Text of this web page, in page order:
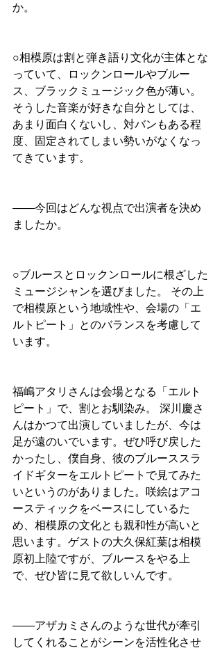
か。
○相模原は割と弾き語り文化が主体とな
っていて、ロックンロールやブルー
ス、ブラックミュージック色が薄い。
そうした音楽が好きな自分としては、
あまり面白くないし、対バンもある程
度、固定されてしまい勢いがなくなっ
てきています。
――今回はどんな視点で出演者を決め
ましたか。
○ブルースとロックンロールに根ざした
ミュージシャンを選びました。 その上
で相模原という地域性や、会場の「エ
ルトピート」とのバランスを考慮して
います。
福嶋アタリさんは会場となる「エルト
ピート」で、割とお馴染み。 深川慶さ
んはかつて出演していましたが、今は
足が遠のいでいます。ぜひ呼び戻した
かったし、僕自身、彼のブルーススラ
イドギターをエルトピートで見てみた
いというのがありました。咲絵はアコ
ースティックをベースにしているた
め、相模原の文化とも親和性が高いと
思います。ゲストの大久保紅葉は相模
原初上陸ですが、ブルースをやる上
で、ぜひ皆に見て欲しいんです。
――アザカミさんのような世代が牽引
してくれることがシーンを活性化させ